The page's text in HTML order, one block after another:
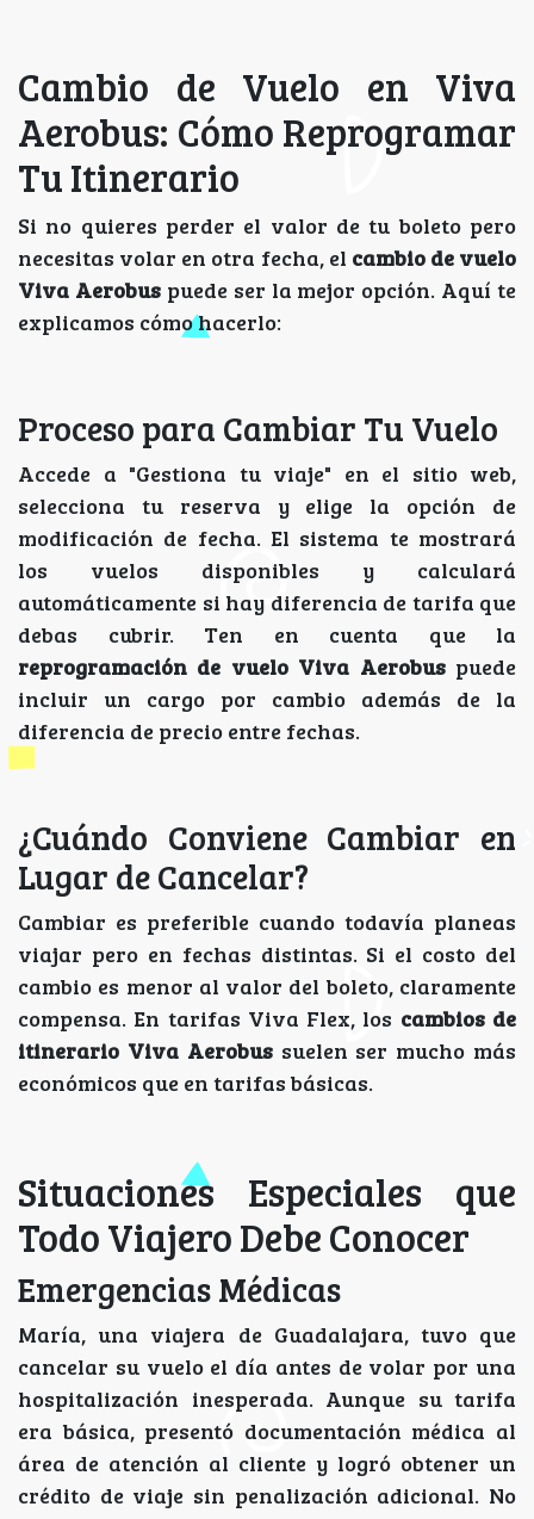
Cambio de Vuelo en Viva
Aerobus: Cómo Reprogramar
Tu Itinerario
Si no quieres perder el valor de tu boleto pero
necesitas volar en otra fecha, el cambio de vuelo
Viva Aerobuspuede ser la mejor opción. Aquí te
explicamos cómo hacerlo:
Proceso para Cambiar Tu Vuelo
Accede a "Gestiona tu viaje" en el sitio web,
selecciona tu reserva y elige la opción de
modificación de fecha. El sistema te mostrará
los vuelos disponibles y calculará
automáticamente si hay diferencia de tarifa que
debas cubrir. Ten en cuenta que la
reprogramación de vuelo Viva Aerobuspuede
incluir un cargo por cambio además de la
diferencia de precio entre fechas.
¿Cuándo Conviene Cambiar en
Lugar de Cancelar?
Cambiar es preferible cuando todavía planeas
viajar pero en fechas distintas. Si el costo del
cambio es menor al valor del boleto, claramente
compensa. En tarifas Viva Flex, los cambios de
itinerario Viva Aerobussuelen ser mucho más
económicos que en tarifas básicas.
Situaciones Especiales que
Todo Viajero Debe Conocer
Emergencias Médicas
María, una viajera de Guadalajara, tuvo que
cancelar su vuelo el día antes de volar por una
hospitalización inesperada. Aunque su tarifa
era básica, presentó documentación médica al
área de atención al cliente y logró obtener un
crédito de viaje sin penalización adicional. No